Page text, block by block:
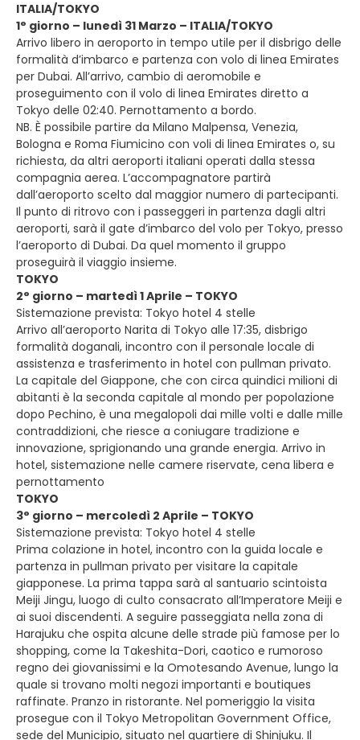
ITALIA/TOKYO
1° giorno – lunedì 31 Marzo – ITALIA/TOKYO
Arrivo libero in aeroporto in tempo utile per il disbrigo delle
formalità d’imbarco e partenza con volo di linea Emirates
per Dubai. All’arrivo, cambio di aeromobile e
proseguimento con il volo di linea Emirates diretto a
Tokyo delle 02:40. Pernottamento a bordo.
NB. È possibile partire da Milano Malpensa, Venezia,
Bologna e Roma Fiumicino con voli di linea Emirates o, su
richiesta, da altri aeroporti italiani operati dalla stessa
compagnia aerea. L’accompagnatore partirà
dall’aeroporto scelto dal maggior numero di partecipanti.
Il punto di ritrovo con i passeggeri in partenza dagli altri
aeroporti, sarà il gate d’imbarco del volo per Tokyo, presso
l’aeroporto di Dubai. Da quel momento il gruppo
proseguirà il viaggio insieme.
TOKYO
2° giorno – martedì 1 Aprile – TOKYO
Sistemazione prevista: Tokyo hotel 4 stelle
Arrivo all’aeroporto Narita di Tokyo alle 17:35, disbrigo
formalità doganali, incontro con il personale locale di
assistenza e trasferimento in hotel con pullman privato.
La capitale del Giappone, che con circa quindici milioni di
abitanti è la seconda capitale al mondo per popolazione
dopo Pechino, è una megalopoli dai mille volti e dalle mille
contraddizioni, che riesce a coniugare tradizione e
innovazione, sprigionando una grande energia. Arrivo in
hotel, sistemazione nelle camere riservate, cena libera e
pernottamento
TOKYO
3° giorno – mercoledì 2 Aprile – TOKYO
Sistemazione prevista: Tokyo hotel 4 stelle
Prima colazione in hotel, incontro con la guida locale e
partenza in pullman privato per visitare la capitale
giapponese. La prima tappa sarà al santuario scintoista
Meiji Jingu, luogo di culto consacrato all’Imperatore Meiji e
ai suoi discendenti. A seguire passeggiata nella zona di
Harajuku che ospita alcune delle strade più famose per lo
shopping, come la Takeshita-Dori, caotico e rumoroso
regno dei giovanissimi e la Omotesando Avenue, lungo la
quale si trovano molti negozi importanti e boutiques
raffinate. Pranzo in ristorante. Nel pomeriggio la visita
prosegue con il Tokyo Metropolitan Government Office,
sede del Municipio, situato nel quartiere di Shinjuku. Il